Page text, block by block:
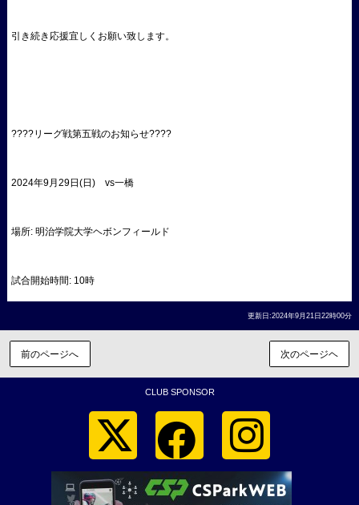
引き続き応援宜しくお願い致します。
????リーグ戦第五戦のお知らせ????
2024年9月29日(日) vs一橋
場所: 明治学院大学ヘボンフィールド
試合開始時間: 10時
更新日:2024年9月21日22時00分
前のページへ 次のページヘ
CLUB SPONSOR